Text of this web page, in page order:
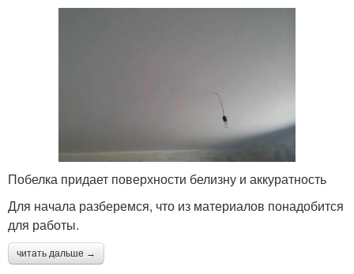
Побелка придает поверхности белизну и аккуратность
Для начала разберемся, что из материалов понадобится
для работы.
читать дальше →